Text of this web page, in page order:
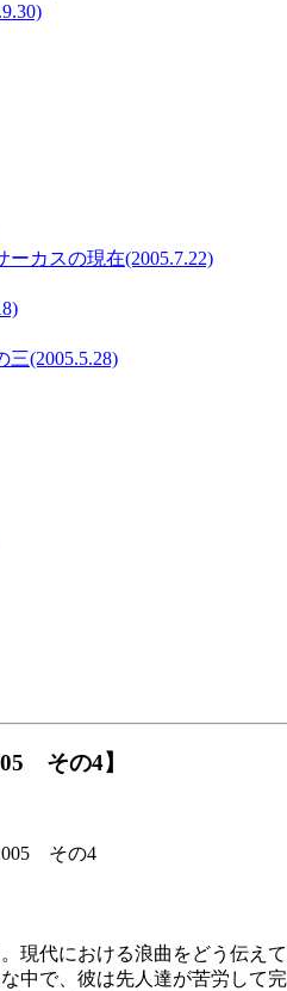
カスの現在(2005.7.22)
(2005.5.28)
その4】
その4
現代における浪曲をどう伝
中で、彼は先人達が苦労し